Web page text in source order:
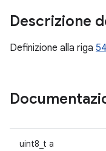
Descrizione
Definizione alla riga 54
uint8_t a